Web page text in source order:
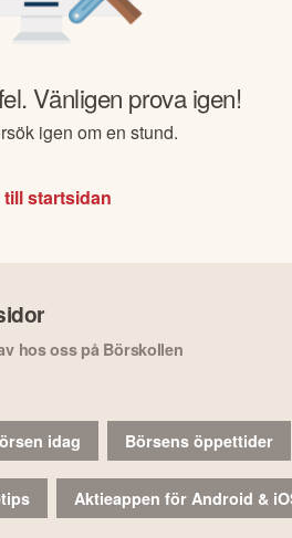
Vänligen prova igen!
igen om en stund.
till startsidan
hos oss på Börskollen
idag Börsens öppettider
Aktieappen för Android &